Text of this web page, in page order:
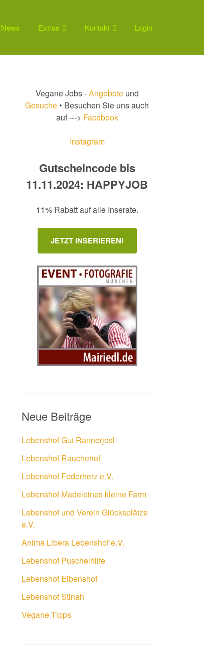
News Extras Kontakt Login
Vegane Jobs -Angebote und
Gesuche • Besuchen Sie uns auch
auf ---> Facebook
Instagram
Gutscheincode bis
11.11.2024: HAPPYJOB
11% Rabatt auf alle Inserate.
JETZT INSERIEREN!
Neue Beiträge
Lebenshof Gut Rannerjosl
Lebenshof Rauchehof
Lebenshof Federherz e.V.
Lebenshof Madeleines kleine Farm
Lebenshof und Verein Glücksplätze
e.V.
Anima Libera Lebenshof e.V.
Lebenshof Puschelhilfe
Lebenshof Eibenshof
Lebenshof Stinah
Vegane Tipps